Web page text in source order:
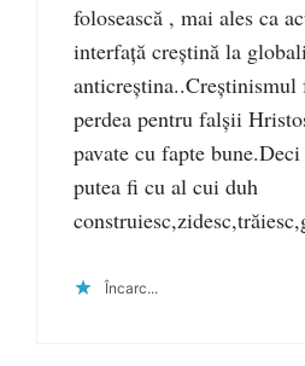
folosească , mai ales ca
interfață creștină la
anticreștina..Creștinismul
perdea pentru falșii
pavate cu fapte
putea fi cu al cui duh
Încarc...